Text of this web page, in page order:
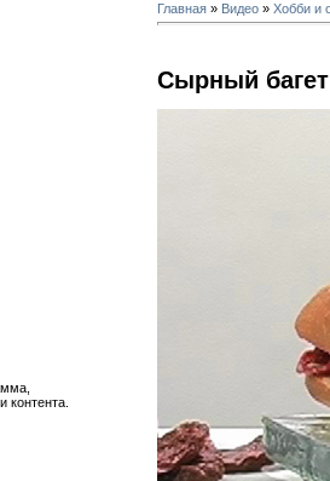
контента.
Главная » Видео » Хобби и
Сырный